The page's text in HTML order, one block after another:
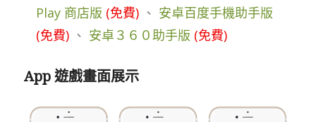
Play 商店版 (免費)、 安卓百度手機助手版
(免費)、 安卓３６０助手版 (免費)
App 遊戲畫面展示